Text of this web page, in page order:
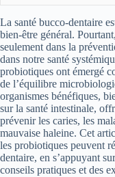
La santé bucco-dentaire
bien-être général.
seulement dans la
dans notre santé
probiotiques ont émergé
de l’équilibre
organismes bénéfiques,
sur la santé intestinale,
prévenir les caries, les
mauvaise haleine. Cet
les probiotiques peuvent
dentaire, en s’appuyant
conseils pratiques et des